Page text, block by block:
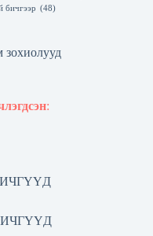
бичгээр (48)
: